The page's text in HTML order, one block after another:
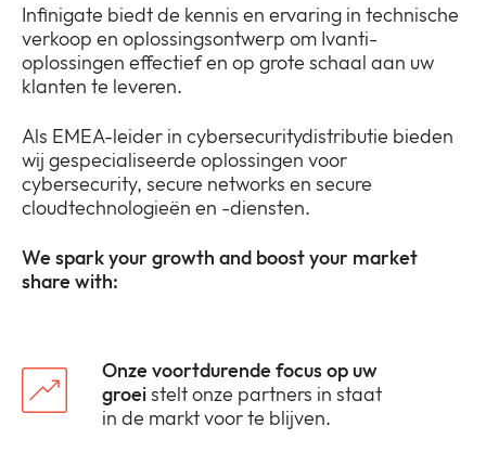
Infinigate biedt de kennis en ervaring in technische
verkoop en oplossingsontwerp om Ivanti-
oplossingen effectief en op grote schaal aan uw
klanten te leveren.
Als EMEA-leider in cybersecuritydistributie bieden
wij gespecialiseerde oplossingen voor
cybersecurity, secure networks en secure
cloudtechnologieën en -diensten.
We spark your growth and boost your market
share with:
Onze voortdurende focus op uw
groeistelt onze partners in staat
in de markt voor te blijven.